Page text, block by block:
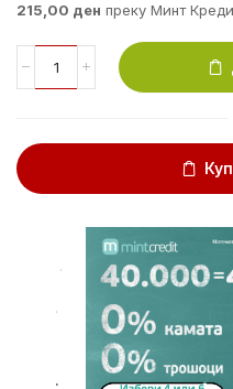
215,00 ден преку Минт
.
.
.